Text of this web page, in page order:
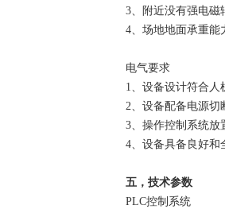
3、附近没有强电磁
4、场地地面承重能
电气要求
1、设备设计符合
2、设备配备电源切
3、操作控制系统放
4、设备具备良好和
五，技术参数
PLC控制系统